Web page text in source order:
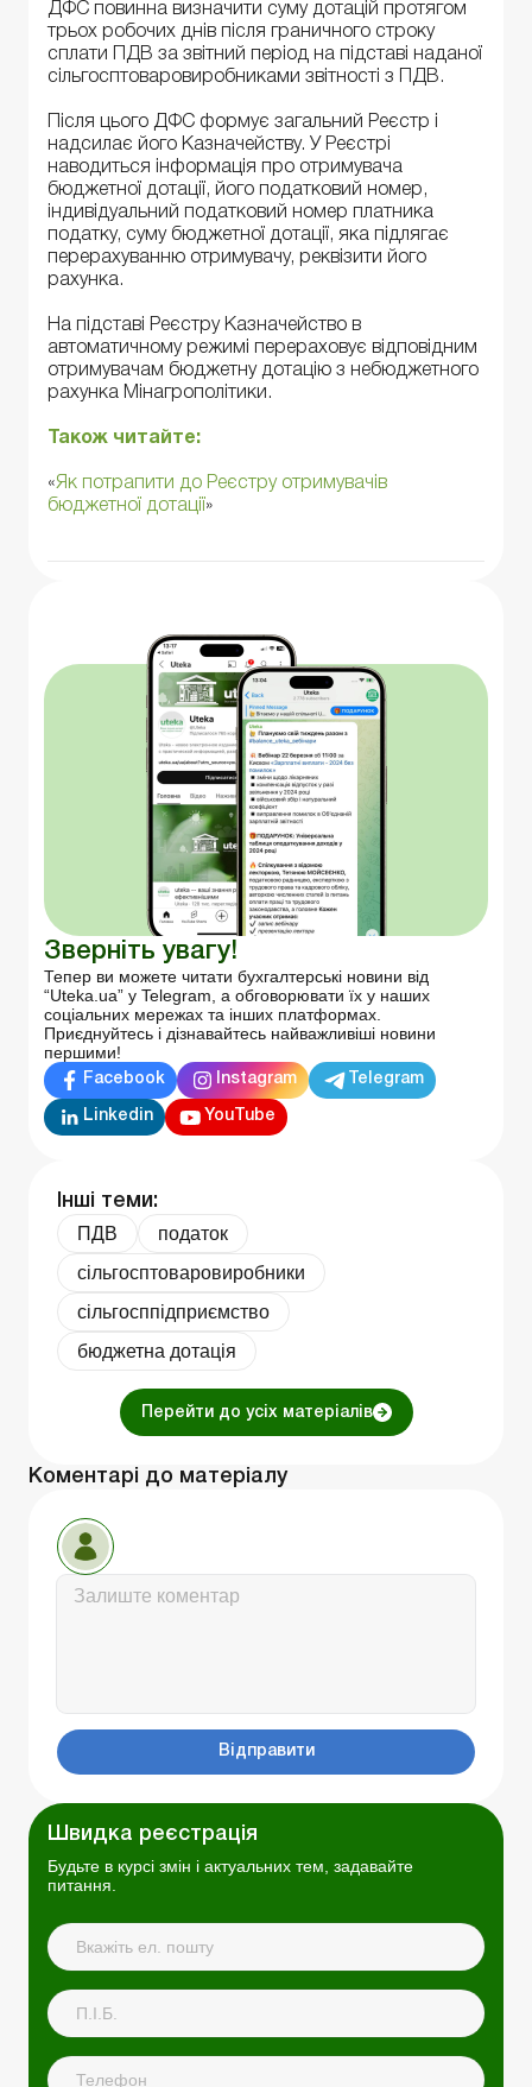
ДФС повинна визначити суму дотацій протягом
трьох робочих днів після граничного строку
сплати ПДВ за звітний період на підставі наданої
сільгосптоваровиробниками звітності з ПДВ.
Після цього ДФС формує загальний Реєстр і
надсилає його Казначейству. У Реєстрі
наводиться інформація про отримувача
бюджетної дотації, його податковий номер,
індивідуальний податковий номер платника
податку, суму бюджетної дотації, яка підлягає
перерахуванню отримувачу, реквізити його
рахунка.
На підставі Реєстру Казначейство в
автоматичному режимі перераховує відповідним
отримувачам бюджетну дотацію з небюджетного
рахунка Мінагрополітики.
Також читайте:
«Як потрапити до Реєстру отримувачів
бюджетної дотації »
Зверніть увагу!
Тепер ви можете читати бухгалтерські новини від
“Uteka.ua” у Telegram, а обговорювати їх у наших
соціальних мережах та інших платформах.
Приєднуйтесь і дізнавайтесь найважливіші новини
першими!
Facebook Instagram Telegram
Linkedin YouTube
Інші теми:
ПДВ
податок
сільгосптоваровиробники
сільгосппідприємство
бюджетна дотація
Перейти до усіх матеріалів
Коментарі до матеріалу
Відправити
Швидка реєстрація
Будьте в курсі змін і актуальних тем, задавайте
питання.